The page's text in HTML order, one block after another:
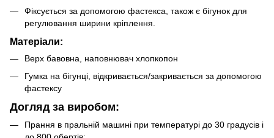
Фіксується за допомогою фастекса, також є бігунок для
регулювання ширини кріплення.
Матеріали:
Верх бавовна, наповнювач хлопкопон
Гумка на бігунці, відкривається/закривається за допомогою
фастексу
Догляд за виробом:
Прання в пральній машині при температурі до 30 градусів і